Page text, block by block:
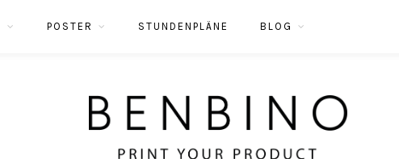
POSTER STUNDENPLÄNE BLOG